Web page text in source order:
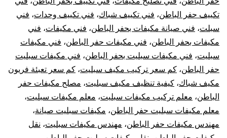
تكييف حفر الباطن، فني تكييف شباك، فني تكييف وحدات، فني
سبلت، فني صيانة مكيفات بحفر الباطن، فني مكيفات، فني
مكيفات بحفر الباطن، فني مكيفات حفر الباطن، فني مكيفات
سبليت، فني مكيفات سبليت بحفر الباطن، فني مكيفات سبليت
حفر الباطن، كم سعر تركيب مكيف سبليت، كم سعر تعبئة فريون
مكيف شباك، كيفية تنظيف مكيف سبليت، مصلح مكيفات حفر
الباطن، معلم تركيب مكيفات سبليت، معلم مكيفات سبليت،
معلم مكيفات سبليت حفر الباطن، مكيفات سبليت صيانة،
مهندس مكيفات حفر الباطن، مهندس مكيفات سبليت، نقل